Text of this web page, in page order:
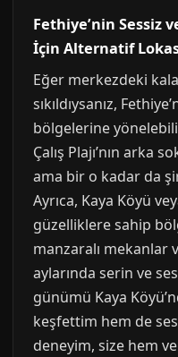
Fethiye’nin Sessiz
İçin Alternatif
Eğer merkezdeki
sıkıldıysanız,
bölgelerine
Çalış Plajı’nın arka
ama bir o kadar da
Ayrıca, Kaya Köyü
güzelliklere sahip
manzaralı mekanlar
aylarında serin ve
günümü Kaya
keşfettim hem de
deneyim, size hem